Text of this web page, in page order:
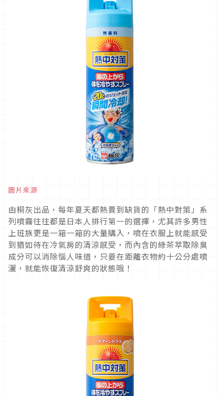
圖片來源
由桐灰出品，每年夏天都熱賣到缺貨的「熱中對策」系
列噴霧往往都是日本人排行第一的選擇，尤其許多男性
上班族更是一箱一箱的大量購入，噴在衣服上就能感受
到猶如待在冷氣房的清涼感受，而內含的綠茶萃取除臭
成分可以消除惱人味道，只要在距離衣物約十公分處噴
灑，就能恢復清涼舒爽的狀態哦！